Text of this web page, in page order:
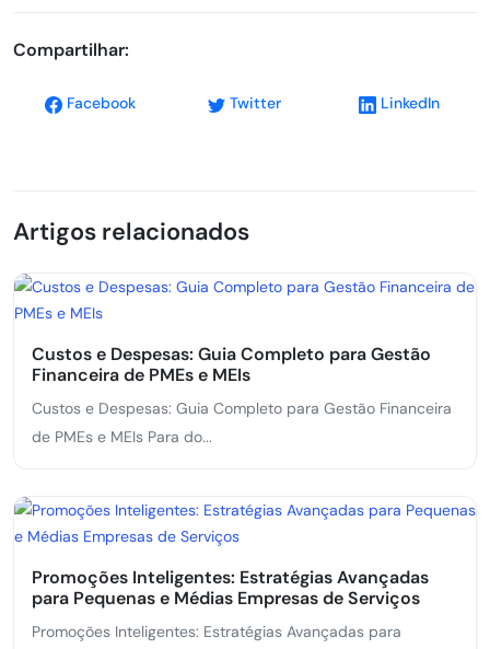
Compartilhar:
Facebook Twitter LinkedIn
Artigos relacionados
Custos e Despesas: Guia Completo para Gestão
Financeira de PMEs e MEIs
Custos e Despesas: Guia Completo para Gestão Financeira
de PMEs e MEIs Para do...
Promoções Inteligentes: Estratégias Avançadas
para Pequenas e Médias Empresas de Serviços
Promoções Inteligentes: Estratégias Avançadas para